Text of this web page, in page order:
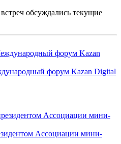
обсуждались текущие
форум Kazan Digital
Ассоциации мини-